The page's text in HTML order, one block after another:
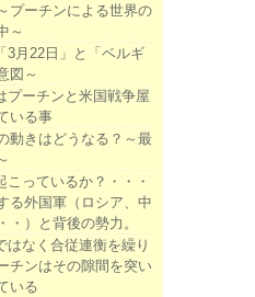
プーチンによる世界の
～
3月22日」と「ベルギ
図～
プーチンと米国戦争屋
いる事
動きはどうなる？～最
こっているか？・・・
る外国軍（ロシア、中
・）と背後の勢力。
はなく合従連衡を繰り
チンはその隙間を突い
いる